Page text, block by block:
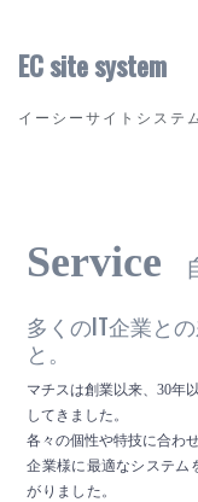
EC site system
イーシーサイトシステ
Service
多くのIT企業と
と。
マチスは創業以来、30年
してきました。
各々の個性や特技に合わ
企業様に最適なシステム
がりました。